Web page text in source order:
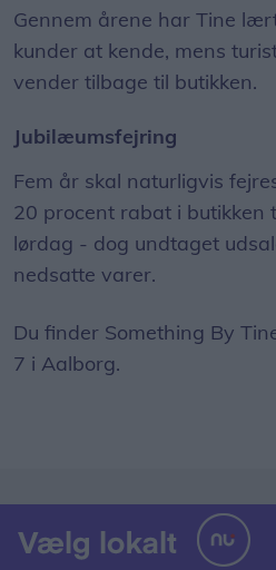
Gennem årene har Tine
kunder at kende, mens
vender tilbage til butikken.
Jubilæumsfejring
Fem år skal naturligvis
20 procent rabat i butikken
lørdag - dog undtaget
nedsatte varer.
Du finder Something By
7 i Aalborg.